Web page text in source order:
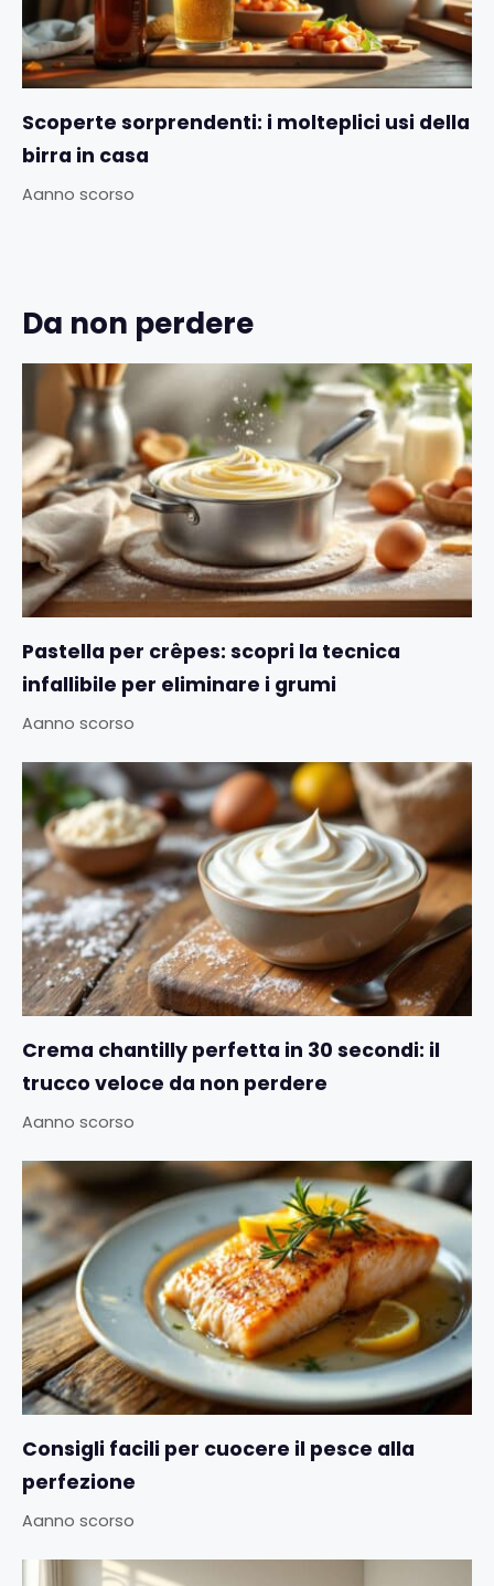
Scoperte sorprendenti: i molteplici usi della
birra in casa
Aanno scorso
Da non perdere
Pastella per crêpes: scopri la tecnica
infallibile per eliminare i grumi
Aanno scorso
Crema chantilly perfetta in 30 secondi: il
trucco veloce da non perdere
Aanno scorso
Consigli facili per cuocere il pesce alla
perfezione
Aanno scorso